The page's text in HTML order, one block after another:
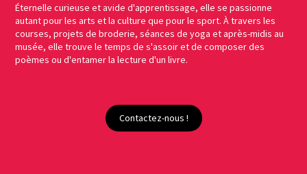
Éternelle curieuse et avide d'apprentissage, elle se passionne
autant pour les arts et la culture que pour le sport. À travers les
courses, projets de broderie, séances de yoga et après-midis au
musée, elle trouve le temps de s'assoir et de composer des
poèmes ou d'entamer la lecture d'un livre.
Contactez-nous !